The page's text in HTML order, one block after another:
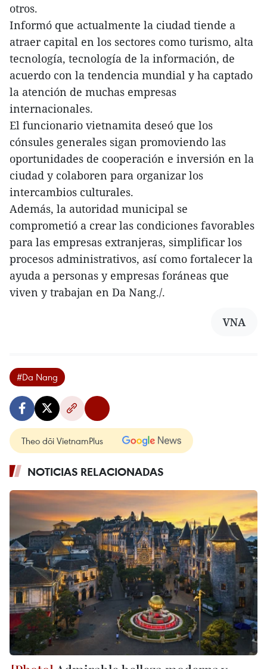
otros.
Informó que actualmente la ciudad tiende a
atraer capital en los sectores como turismo, alta
tecnología, tecnología de la información, de
acuerdo con la tendencia mundial y ha captado
la atención de muchas empresas
internacionales.
El funcionario vietnamita deseó que los
cónsules generales sigan promoviendo las
oportunidades de cooperación e inversión en la
ciudad y colaboren para organizar los
intercambios culturales.
Además, la autoridad municipal se
comprometió a crear las condiciones favorables
para las empresas extranjeras, simplificar los
procesos administrativos, así como fortalecer la
ayuda a personas y empresas foráneas que
viven y trabajan en Da Nang./.
VNA
#Da Nang
Theo dõi VietnamPlus
NOTICIAS RELACIONADAS